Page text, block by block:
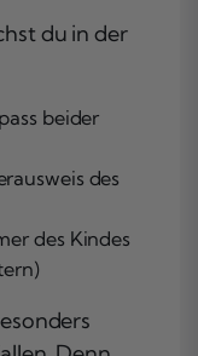
du in der
beider
des
des Kindes